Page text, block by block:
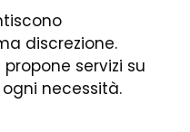
discrezione.
servizi su
necessità.